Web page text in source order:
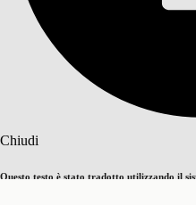
Chiudi
Questo testo è stato tradotto utilizzando il